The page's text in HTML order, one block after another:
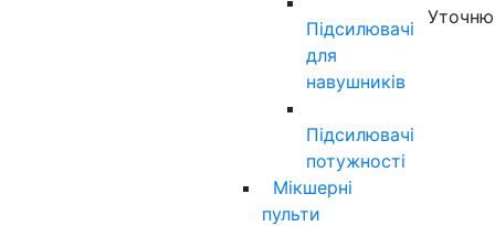
Підсилювачі
для
навушників
Підсилювачі
потужності
Мікшерні
пульти